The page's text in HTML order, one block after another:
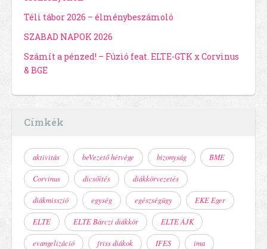
Téli tábor 2026 – élménybeszámoló
SZABAD NAPOK 2026
Számít a pénzed! – Fúzió feat. ELTE-GTK x Corvinus
& BGE
Címkék
aktivitás beVezető hétvége bizonyság BME
Corvinus dicsőítés diákkörvezetés
diákmisszió egység egészségügy EKE Eger
ELTE ELTE Bárczi diákkör ELTE ÁJK
evangelizáció friss diákok IFES ima